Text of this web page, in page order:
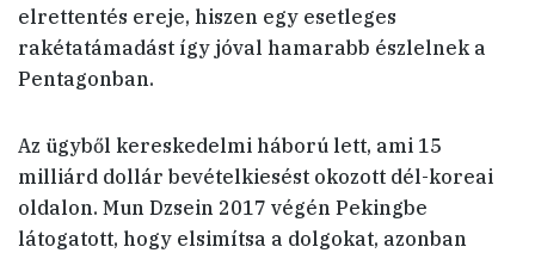
elrettentés ereje, hiszen egy esetleges
rakétatámadást így jóval hamarabb észlelnek a
Pentagonban.
Az ügyből kereskedelmi háború lett, ami 15
milliárd dollár bevételkiesést okozott dél-koreai
oldalon. Mun Dzsein 2017 végén Pekingbe
látogatott, hogy elsimítsa a dolgokat, azonban